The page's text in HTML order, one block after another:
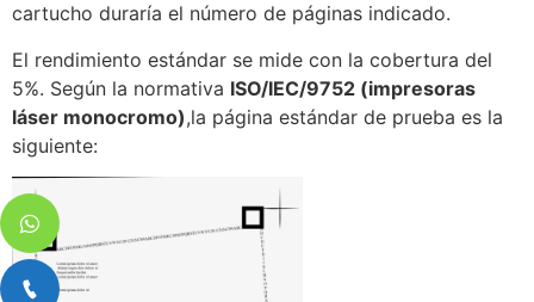
cartucho duraría el número de páginas indicado.
El rendimiento estándar se mide con la cobertura del
5%. Según la normativa ISO/IEC/9752 (impresoras
láser monocromo),la página estándar de prueba es la
siguiente: